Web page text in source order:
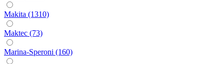
Makita (1310)
Maktec (73)
Marina-Speroni (160)